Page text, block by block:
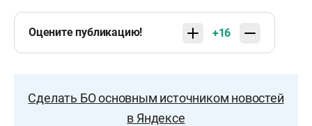
Оцените публикацию! +16
Сделать БО основным источником новостей
в Яндексе